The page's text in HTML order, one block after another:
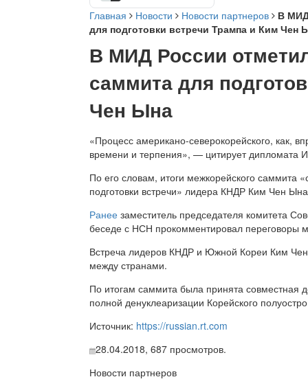
Главная Новости Новости партнеров
В МИД
для подготовки встречи Трампа и Ким Чен
В МИД России
саммита для
Чен Ына
«Процесс американо-северокорейского, как,
времени и терпения», — цитирует дипломата
По его словам, итоги межкорейского саммита
подготовки встречи» лидера КНДР Ким Чен
Ранее заместитель председателя комитета
беседе с НСН прокомментировал
Встреча лидеров КНДР и Южной Кореи Ким
между странами.
По итогам саммита была принята
полной денуклеаризации Корейского
Источник: https://russian.rt.com
28.04.2018, 687 просмотров.
Новости партнеров